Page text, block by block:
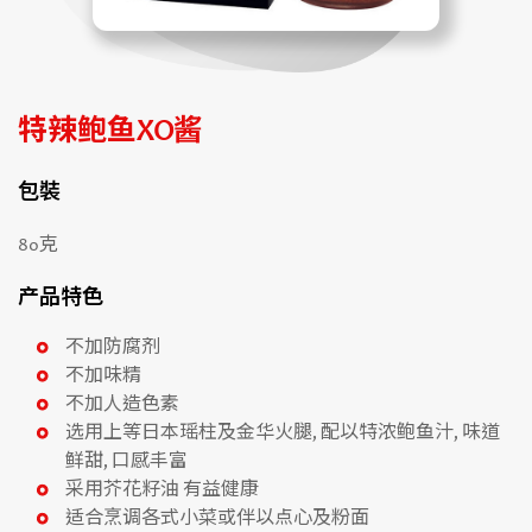
特辣鲍鱼XO酱
包裝
80克
产品特色
不加防腐剂
不加味精
不加人造色素
选用上等日本瑶柱及金华火腿, 配以特浓鲍鱼汁, 味道
鲜甜, 口感丰富
采用芥花籽油 有益健康
适合烹调各式小菜或伴以点心及粉面